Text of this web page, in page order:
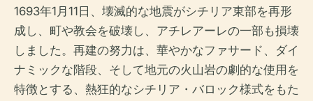
1693年1月11日、壊滅的な地震がシチリア東部を再形
成し、町や教会を破壊し、アチレアーレの一部も損壊
しました。再建の努力は、華やかなファサード、ダイ
ナミックな階段、そして地元の火山岩の劇的な使用を
特徴とする、熱狂的なシチリア・バロック様式をもた